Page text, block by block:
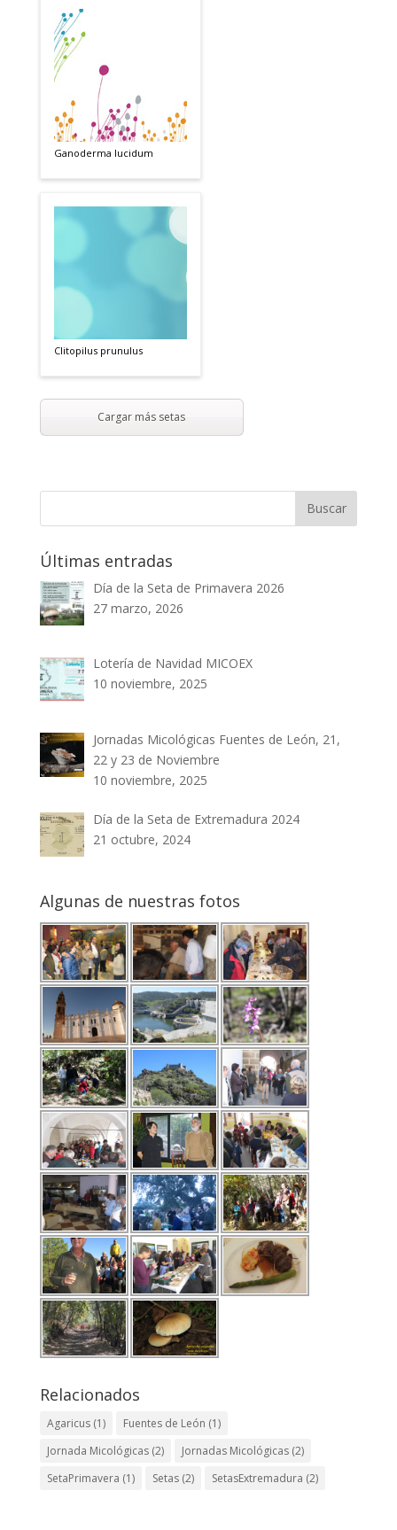
Ganoderma lucidum
Clitopilus prunulus
Cargar más setas
Últimas entradas
Día de la Seta de Primavera 2026
27 marzo, 2026
Lotería de Navidad MICOEX
10 noviembre, 2025
Jornadas Micológicas Fuentes de León, 21,
22 y 23 de Noviembre
10 noviembre, 2025
Día de la Seta de Extremadura 2024
21 octubre, 2024
Algunas de nuestras fotos
Relacionados
Agaricus(1) Fuentes de León (1)
Jornada Micológicas(2) Jornadas Micológicas(2)
SetaPrimavera (1) Setas(2) SetasExtremadura (2)